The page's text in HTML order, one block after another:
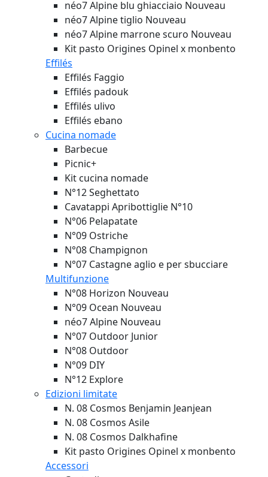
néo7 Alpine blu ghiacciaio Nouveau
néo7 Alpine tiglio Nouveau
néo7 Alpine marrone scuro Nouveau
Kit pasto Origines Opinel x monbento
Effilés
Effilés Faggio
Effilés padouk
Effilés ulivo
Effilés ebano
Cucina nomade
Barbecue
Picnic+
Kit cucina nomade
N°12 Seghettato
Cavatappi Apribottiglie N°10
N°06 Pelapatate
N°09 Ostriche
N°08 Champignon
N°07 Castagne aglio e per sbucciare
Multifunzione
N°08 Horizon Nouveau
N°09 Ocean Nouveau
néo7 Alpine Nouveau
N°07 Outdoor Junior
N°08 Outdoor
N°09 DIY
N°12 Explore
Edizioni limitate
N. 08 Cosmos Benjamin Jeanjean
N. 08 Cosmos Asile
N. 08 Cosmos Dalkhafine
Kit pasto Origines Opinel x monbento
Accessori